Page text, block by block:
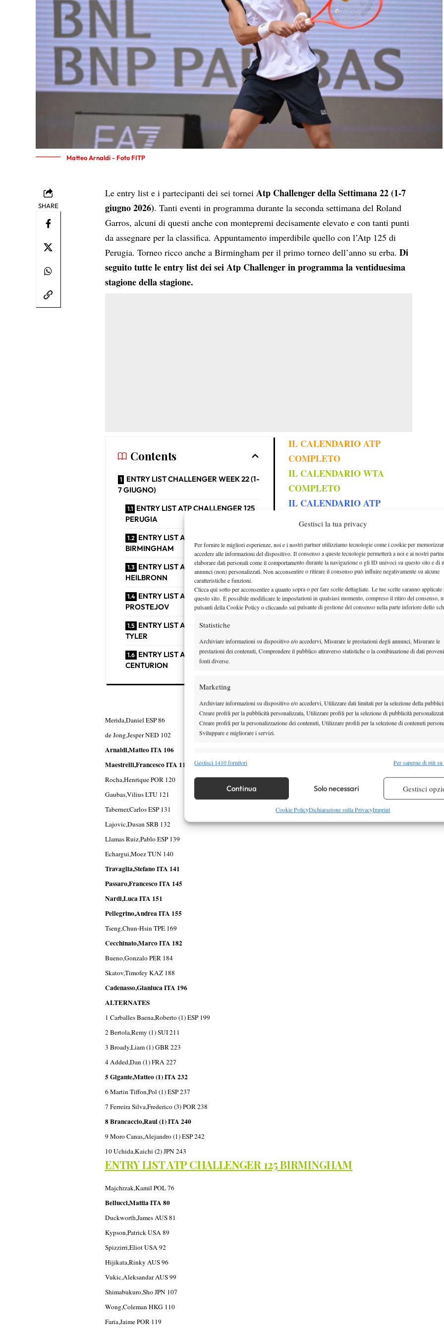
Gestisci la tua privacy
Per fornire le migliori esperienze, noi e i nostri partner utilizziamo tecnologie come i cookie per
accedere alle informazioni del dispositivo. Il consenso a queste tecnologie permetterà a noi e ai nostri
elaborare dati personali come il comportamento durante la navigazione o gli ID univoci su questo sito e di
annunci (non) personalizzati. Non acconsentire o ritirare il consenso può influire negativamente su alcune
caratteristiche e funzioni.
Clicca qui sotto per acconsentire a quanto sopra o per fare scelte dettagliate. Le tue scelte saranno applicate
questo sito. È possibile modificare le impostazioni in qualsiasi momento, compreso il ritiro del consenso,
pulsanti della Cookie Policy o cliccando sul pulsante di gestione del consenso nella parte inferiore dello
Statistiche
Archiviare informazioni su dispositivo e/o accedervi, Misurare le prestazioni degli annunci, Misurare le
prestazioni dei contenuti, Comprendere il pubblico attraverso statistiche o la combinazione di dati
fonti diverse.
Marketing
Archiviare informazioni su dispositivo e/o accedervi, Utilizzare dati limitati per la selezione della
Creare profili per la pubblicità personalizzata, Utilizzare profili per la selezione di pubblicità
Creare profili per la personalizzazione dei contenuti, Utilizzare profili per la selezione di contenuti
Sviluppare e migliorare i servizi.
Funzionalità
Identificare i dispositivi in base alle informazioni trasmesse automaticamente.
Garantire la sicurezza, prevenire e rilevare frodi, correggere errori,
Erogare e presentare pubblicità e contenuto, Salvare e comunicare le
Gestisci 1410 fornitori Per saperne di più
Continua Solo necessari Gestisci
Cookie PolicyDichiarazione sulla PrivacyImprint
Matteo Arnaldi - Foto FITP
SHARE
Le entry list e i partecipanti dei sei tornei Atp Challenger della Settimana 22 (1-7
giugno 2026). Tanti eventi in programma durante la seconda settimana del Roland
Garros, alcuni di questi anche con montepremi decisamente elevato e con tanti punti
da assegnare per la classifica. Appuntamento imperdibile quello con l’Atp 125 di
Perugia. Torneo ricco anche a Birmingham per il primo torneo dell’anno su erba.Di
seguito tutte le entry list dei sei Atp Challenger in programma la ventiduesima
stagione della stagione.
Contents
ENTRY LIST CHALLENGER WEEK 22 (1-
7 GIUGNO)
ENTRY LIST ATP CHALLENGER 125
PERUGIA
ENTRY LIST ATP CHALLENGER 125
BIRMINGHAM
ENTRY LIST ATP CHALLENGER 100
HEILBRONN
ENTRY LIST ATP CHALLENGER 100
PROSTEJOV
ENTRY LIST ATP CHALLENGER 75
TYLER
ENTRY LIST ATP CHALLENGER 50
CENTURION
IL CALENDARIO ATP
COMPLETO
IL CALENDARIO WTA
COMPLETO
IL CALENDARIO ATP
TUTTE LE ENTRY LIST
COMPLETE DEL 2026
ENTRY LIST
CHALLENGER
WEEK 22 (1-7
GIUGNO)
ENTRY LIST ATP
CHALLENGER 125
Royer,Valentin FRA 71
Merida,Daniel ESP 86
de Jong,Jesper NED 102
Arnaldi,Matteo ITA 106
Maestrelli,Francesco ITA 112
Rocha,Henrique POR 120
Gaubas,Vilius LTU 121
Taberner,Carlos ESP 131
Lajovic,Dusan SRB 132
Llamas Ruiz,Pablo ESP 139
Echargui,Moez TUN 140
Travaglia,Stefano ITA 141
Passaro,Francesco ITA 145
Nardi,Luca ITA 151
Pellegrino,Andrea ITA 155
Tseng,Chun-Hsin TPE 169
Cecchinato,Marco ITA 182
Bueno,Gonzalo PER 184
Skatov,Timofey KAZ 188
Cadenasso,Gianluca ITA 196
ALTERNATES
1 Carballes Baena,Roberto (1) ESP 199
2 Bertola,Remy (1) SUI 211
3 Broady,Liam (1) GBR 223
4 Added,Dan (1) FRA 227
5 Gigante,Matteo (1) ITA 232
6 Martin Tiffon,Pol (1) ESP 237
7 Ferreira Silva,Frederico (3) POR 238
8 Brancaccio,Raul (1) ITA 240
9 Moro Canas,Alejandro (1) ESP 242
10 Uchida,Kaichi (2) JPN 243
ENTRY LIST ATP CHALLENGER 125 BIRMINGHAM
Majchrzak,Kamil POL 76
Bellucci,Mattia ITA 80
Duckworth,James AUS 81
Kypson,Patrick USA 89
Spizzirri,Eliot USA 92
Hijikata,Rinky AUS 96
Vukic,Aleksandar AUS 99
Shimabukuro,Sho JPN 107
Wong,Coleman HKG 110
Faria,Jaime POR 119